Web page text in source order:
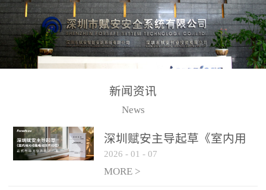
尤其是目前众多的大型影
剧院、会议展览中心、体
育馆、大型仓库和隧道空
间等，其建筑结构特殊、
火灾隐患多。一旦发生火
传统的火灾关测器无法被
及时缺发，不能及早发现
和有效扑救火火，这不仅
路状态检测与保护技术、
后向光电感烟探测技术、
高可靠的系统抗干扰技术
等多项专利技术和专有技
警领域三十多年技术积累
和工程实践的结晶。
新闻资讯
News
深圳赋安主导起草《室内用
光动能电池技术规程》 正式
布局光伏新能源产业
2026 - 01 - 07
MORE >